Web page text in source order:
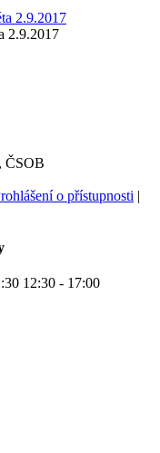
2.9.2017
ČSOB
o přístupnosti |
12:30 - 17:00